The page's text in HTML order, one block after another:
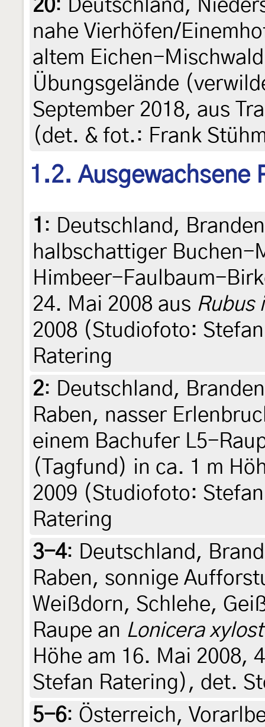
20: Deutschland,
nahe Vierhöfen/
altem Eichen-
Übungsgelände
September 2018, aus
(det. & fot.: Frank
1.2. Ausgewachsene
1 : Deutschland,
halbschattiger Buchen-
Himbeer-Faulbaum-
24. Mai 2008 aus Rubus
2008 (Studiofoto:
Ratering
2: Deutschland,
Raben, nasser
einem Bachufer L5-
(Tagfund) in ca. 1 m
2009 (Studiofoto:
Ratering
3-4: Deutschland,
Raben, sonnige
Weißdorn, Schlehe,
Raupe an Lonicera
Höhe am 16. Mai 2008,
Stefan Ratering), det.
5-6: Österreich,